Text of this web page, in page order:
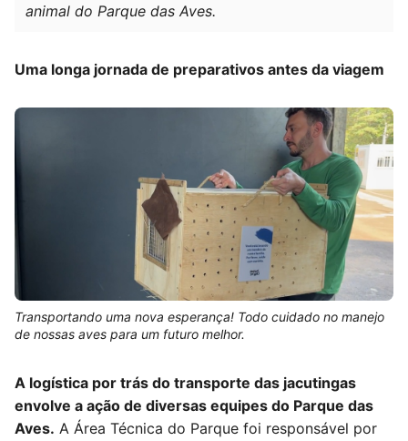
animal do Parque das Aves.
Uma longa jornada de preparativos antes da viagem
Transportando uma nova esperança! Todo cuidado no manejo
de nossas aves para um futuro melhor.
A logística por trás do transporte das jacutingas
envolve a ação de diversas equipes do Parque das
Aves. A Área Técnica do Parque foi responsável por